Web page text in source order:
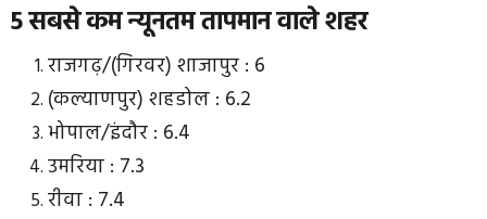
5 सबसे कम न्यूनतम तापमान वाले शहर
राजगढ़/(गिरवर) शाजापुर : 6
(कल्याणपुर) शहडोल : 6.2
भोपाल/इंदौर : 6.4
उमरिया : 7.3
रीवा : 7.4